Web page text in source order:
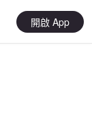
開啟 App